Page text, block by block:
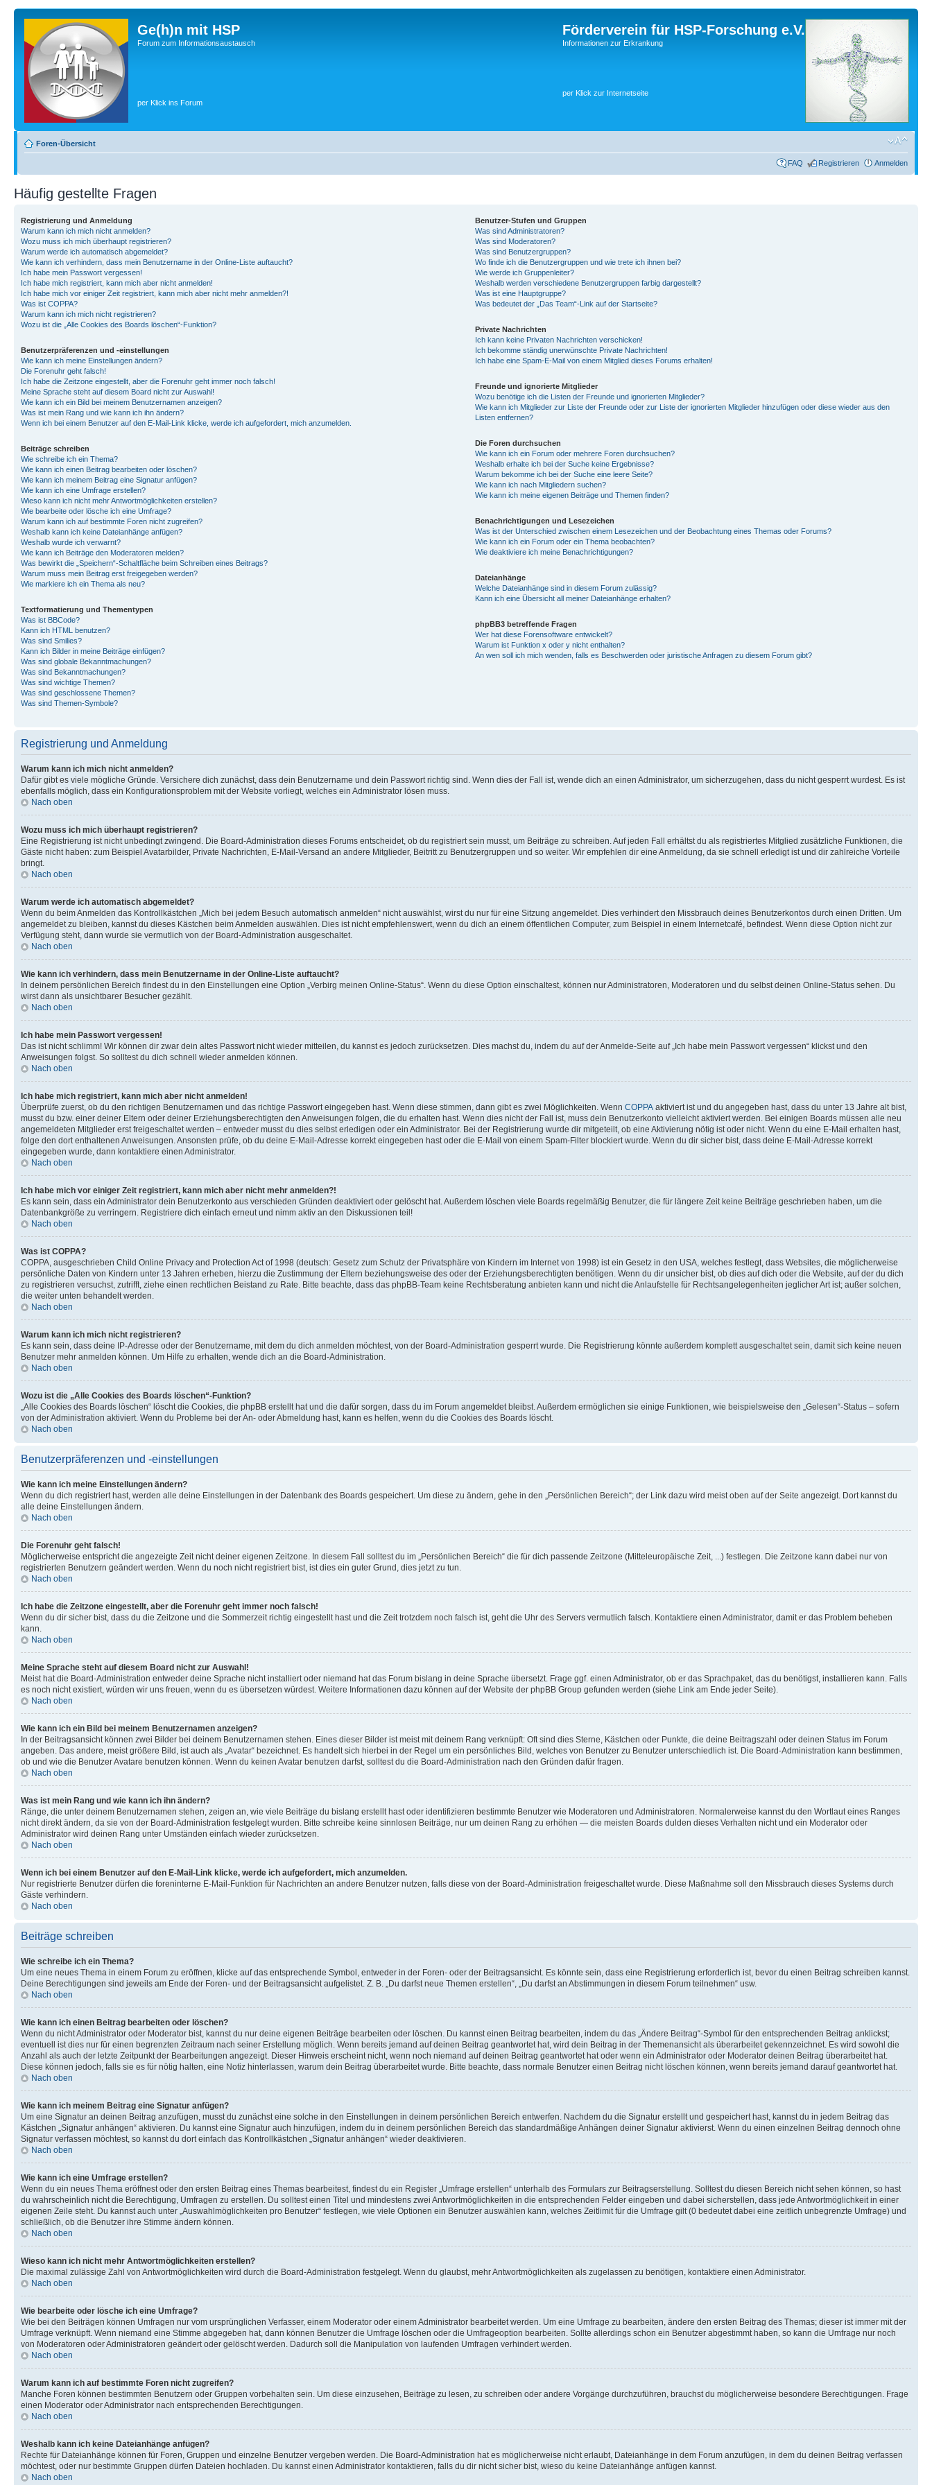
Ge(h)n mit HSP
Forum zum Informationsaustausch
per Klick ins Forum
Förderverein für HSP-Forschung e.V.
Informationen zur Erkrankung
per Klick zur Internetseite
Foren-Übersicht
FAQ Registrieren Anmelden
Häufig gestellte Fragen
Registrierung und Anmeldung
Warum kann ich mich nicht anmelden?
Wozu muss ich mich überhaupt registrieren?
Warum werde ich automatisch abgemeldet?
Wie kann ich verhindern, dass mein Benutzername in der Online-Liste auftaucht?
Ich habe mein Passwort vergessen!
Ich habe mich registriert, kann mich aber nicht anmelden!
Ich habe mich vor einiger Zeit registriert, kann mich aber nicht mehr anmelden?!
Was ist COPPA?
Warum kann ich mich nicht registrieren?
Wozu ist die „Alle Cookies des Boards löschen“-Funktion?
Benutzerpräferenzen und -einstellungen
Wie kann ich meine Einstellungen ändern?
Die Forenuhr geht falsch!
Ich habe die Zeitzone eingestellt, aber die Forenuhr geht immer noch falsch!
Meine Sprache steht auf diesem Board nicht zur Auswahl!
Wie kann ich ein Bild bei meinem Benutzernamen anzeigen?
Was ist mein Rang und wie kann ich ihn ändern?
Wenn ich bei einem Benutzer auf den E-Mail-Link klicke, werde ich aufgefordert, mich anzumelden.
Beiträge schreiben
Wie schreibe ich ein Thema?
Wie kann ich einen Beitrag bearbeiten oder löschen?
Wie kann ich meinem Beitrag eine Signatur anfügen?
Wie kann ich eine Umfrage erstellen?
Wieso kann ich nicht mehr Antwortmöglichkeiten erstellen?
Wie bearbeite oder lösche ich eine Umfrage?
Warum kann ich auf bestimmte Foren nicht zugreifen?
Weshalb kann ich keine Dateianhänge anfügen?
Weshalb wurde ich verwarnt?
Wie kann ich Beiträge den Moderatoren melden?
Was bewirkt die „Speichern“-Schaltfläche beim Schreiben eines Beitrags?
Warum muss mein Beitrag erst freigegeben werden?
Wie markiere ich ein Thema als neu?
Textformatierung und Thementypen
Was ist BBCode?
Kann ich HTML benutzen?
Was sind Smilies?
Kann ich Bilder in meine Beiträge einfügen?
Was sind globale Bekanntmachungen?
Was sind Bekanntmachungen?
Was sind wichtige Themen?
Was sind geschlossene Themen?
Was sind Themen-Symbole?
Benutzer-Stufen und Gruppen
Was sind Administratoren?
Was sind Moderatoren?
Was sind Benutzergruppen?
Wo finde ich die Benutzergruppen und wie trete ich ihnen bei?
Wie werde ich Gruppenleiter?
Weshalb werden verschiedene Benutzergruppen farbig dargestellt?
Was ist eine Hauptgruppe?
Was bedeutet der „Das Team“-Link auf der Startseite?
Private Nachrichten
Ich kann keine Privaten Nachrichten verschicken!
Ich bekomme ständig unerwünschte Private Nachrichten!
Ich habe eine Spam-E-Mail von einem Mitglied dieses Forums erhalten!
Freunde und ignorierte Mitglieder
Wozu benötige ich die Listen der Freunde und ignorierten Mitglieder?
Wie kann ich Mitglieder zur Liste der Freunde oder zur Liste der ignorierten Mitglieder hinzufügen oder diese wieder aus den
Listen entfernen?
Die Foren durchsuchen
Wie kann ich ein Forum oder mehrere Foren durchsuchen?
Weshalb erhalte ich bei der Suche keine Ergebnisse?
Warum bekomme ich bei der Suche eine leere Seite?
Wie kann ich nach Mitgliedern suchen?
Wie kann ich meine eigenen Beiträge und Themen finden?
Benachrichtigungen und Lesezeichen
Was ist der Unterschied zwischen einem Lesezeichen und der Beobachtung eines Themas oder Forums?
Wie kann ich ein Forum oder ein Thema beobachten?
Wie deaktiviere ich meine Benachrichtigungen?
Dateianhänge
Welche Dateianhänge sind in diesem Forum zulässig?
Kann ich eine Übersicht all meiner Dateianhänge erhalten?
phpBB3 betreffende Fragen
Wer hat diese Forensoftware entwickelt?
Warum ist Funktion x oder y nicht enthalten?
An wen soll ich mich wenden, falls es Beschwerden oder juristische Anfragen zu diesem Forum gibt?
Registrierung und Anmeldung
Warum kann ich mich nicht anmelden?
Dafür gibt es viele mögliche Gründe. Versichere dich zunächst, dass dein Benutzername und dein Passwort richtig sind. Wenn dies der Fall ist, wende dich an einen Administrator, um sicherzugehen, dass du nicht gesperrt wurdest. Es ist
ebenfalls möglich, dass ein Konfigurationsproblem mit der Website vorliegt, welches ein Administrator lösen muss.
Nach oben
Wozu muss ich mich überhaupt registrieren?
Eine Registrierung ist nicht unbedingt zwingend. Die Board-Administration dieses Forums entscheidet, ob du registriert sein musst, um Beiträge zu schreiben. Auf jeden Fall erhältst du als registriertes Mitglied zusätzliche Funktionen, die
Gäste nicht haben: zum Beispiel Avatarbilder, Private Nachrichten, E-Mail-Versand an andere Mitglieder, Beitritt zu Benutzergruppen und so weiter. Wir empfehlen dir eine Anmeldung, da sie schnell erledigt ist und dir zahlreiche Vorteile
bringt.
Nach oben
Warum werde ich automatisch abgemeldet?
Wenn du beim Anmelden das Kontrollkästchen „Mich bei jedem Besuch automatisch anmelden“ nicht auswählst, wirst du nur für eine Sitzung angemeldet. Dies verhindert den Missbrauch deines Benutzerkontos durch einen Dritten. Um
angemeldet zu bleiben, kannst du dieses Kästchen beim Anmelden auswählen. Dies ist nicht empfehlenswert, wenn du dich an einem öffentlichen Computer, zum Beispiel in einem Internetcafé, befindest. Wenn diese Option nicht zur
Verfügung steht, dann wurde sie vermutlich von der Board-Administration ausgeschaltet.
Nach oben
Wie kann ich verhindern, dass mein Benutzername in der Online-Liste auftaucht?
In deinem persönlichen Bereich findest du in den Einstellungen eine Option „Verbirg meinen Online-Status“. Wenn du diese Option einschaltest, können nur Administratoren, Moderatoren und du selbst deinen Online-Status sehen. Du
wirst dann als unsichtbarer Besucher gezählt.
Nach oben
Ich habe mein Passwort vergessen!
Das ist nicht schlimm! Wir können dir zwar dein altes Passwort nicht wieder mitteilen, du kannst es jedoch zurücksetzen. Dies machst du, indem du auf der Anmelde-Seite auf „Ich habe mein Passwort vergessen“ klickst und den
Anweisungen folgst. So solltest du dich schnell wieder anmelden können.
Nach oben
Ich habe mich registriert, kann mich aber nicht anmelden!
Überprüfe zuerst, ob du den richtigen Benutzernamen und das richtige Passwort eingegeben hast. Wenn diese stimmen, dann gibt es zwei Möglichkeiten. Wenn COPPA aktiviert ist und du angegeben hast, dass du unter 13 Jahre alt bist,
musst du bzw. einer deiner Eltern oder deiner Erziehungsberechtigten den Anweisungen folgen, die du erhalten hast. Wenn dies nicht der Fall ist, muss dein Benutzerkonto vielleicht aktiviert werden. Bei einigen Boards müssen alle neu
angemeldeten Mitglieder erst freigeschaltet werden – entweder musst du dies selbst erledigen oder ein Administrator. Bei der Registrierung wurde dir mitgeteilt, ob eine Aktivierung nötig ist oder nicht. Wenn du eine E-Mail erhalten hast,
folge den dort enthaltenen Anweisungen. Ansonsten prüfe, ob du deine E-Mail-Adresse korrekt eingegeben hast oder die E-Mail von einem Spam-Filter blockiert wurde. Wenn du dir sicher bist, dass deine E-Mail-Adresse korrekt
eingegeben wurde, dann kontaktiere einen Administrator.
Nach oben
Ich habe mich vor einiger Zeit registriert, kann mich aber nicht mehr anmelden?!
Es kann sein, dass ein Administrator dein Benutzerkonto aus verschieden Gründen deaktiviert oder gelöscht hat. Außerdem löschen viele Boards regelmäßig Benutzer, die für längere Zeit keine Beiträge geschrieben haben, um die
Datenbankgröße zu verringern. Registriere dich einfach erneut und nimm aktiv an den Diskussionen teil!
Nach oben
Was ist COPPA?
COPPA, ausgeschrieben Child Online Privacy and Protection Act of 1998 (deutsch: Gesetz zum Schutz der Privatsphäre von Kindern im Internet von 1998) ist ein Gesetz in den USA, welches festlegt, dass Websites, die möglicherweise
persönliche Daten von Kindern unter 13 Jahren erheben, hierzu die Zustimmung der Eltern beziehungsweise des oder der Erziehungsberechtigten benötigen. Wenn du dir unsicher bist, ob dies auf dich oder die Website, auf der du dich
zu registrieren versuchst, zutrifft, ziehe einen rechtlichen Beistand zu Rate. Bitte beachte, dass das phpBB-Team keine Rechtsberatung anbieten kann und nicht die Anlaufstelle für Rechtsangelegenheiten jeglicher Art ist; außer solchen,
die weiter unten behandelt werden.
Nach oben
Warum kann ich mich nicht registrieren?
Es kann sein, dass deine IP-Adresse oder der Benutzername, mit dem du dich anmelden möchtest, von der Board-Administration gesperrt wurde. Die Registrierung könnte außerdem komplett ausgeschaltet sein, damit sich keine neuen
Benutzer mehr anmelden können. Um Hilfe zu erhalten, wende dich an die Board-Administration.
Nach oben
Wozu ist die „Alle Cookies des Boards löschen“-Funktion?
„Alle Cookies des Boards löschen“ löscht die Cookies, die phpBB erstellt hat und die dafür sorgen, dass du im Forum angemeldet bleibst. Außerdem ermöglichen sie einige Funktionen, wie beispielsweise den „Gelesen“-Status – sofern
von der Administration aktiviert. Wenn du Probleme bei der An- oder Abmeldung hast, kann es helfen, wenn du die Cookies des Boards löscht.
Nach oben
Benutzerpräferenzen und -einstellungen
Wie kann ich meine Einstellungen ändern?
Wenn du dich registriert hast, werden alle deine Einstellungen in der Datenbank des Boards gespeichert. Um diese zu ändern, gehe in den „Persönlichen Bereich“; der Link dazu wird meist oben auf der Seite angezeigt. Dort kannst du
alle deine Einstellungen ändern.
Nach oben
Die Forenuhr geht falsch!
Möglicherweise entspricht die angezeigte Zeit nicht deiner eigenen Zeitzone. In diesem Fall solltest du im „Persönlichen Bereich“ die für dich passende Zeitzone (Mitteleuropäische Zeit, ...) festlegen. Die Zeitzone kann dabei nur von
registrierten Benutzern geändert werden. Wenn du noch nicht registriert bist, ist dies ein guter Grund, dies jetzt zu tun.
Nach oben
Ich habe die Zeitzone eingestellt, aber die Forenuhr geht immer noch falsch!
Wenn du dir sicher bist, dass du die Zeitzone und die Sommerzeit richtig eingestellt hast und die Zeit trotzdem noch falsch ist, geht die Uhr des Servers vermutlich falsch. Kontaktiere einen Administrator, damit er das Problem beheben
kann.
Nach oben
Meine Sprache steht auf diesem Board nicht zur Auswahl!
Meist hat die Board-Administration entweder deine Sprache nicht installiert oder niemand hat das Forum bislang in deine Sprache übersetzt. Frage ggf. einen Administrator, ob er das Sprachpaket, das du benötigst, installieren kann. Falls
es noch nicht existiert, würden wir uns freuen, wenn du es übersetzen würdest. Weitere Informationen dazu können auf der Website der phpBB Group gefunden werden (siehe Link am Ende jeder Seite).
Nach oben
Wie kann ich ein Bild bei meinem Benutzernamen anzeigen?
In der Beitragsansicht können zwei Bilder bei deinem Benutzernamen stehen. Eines dieser Bilder ist meist mit deinem Rang verknüpft: Oft sind dies Sterne, Kästchen oder Punkte, die deine Beitragszahl oder deinen Status im Forum
angeben. Das andere, meist größere Bild, ist auch als „Avatar“ bezeichnet. Es handelt sich hierbei in der Regel um ein persönliches Bild, welches von Benutzer zu Benutzer unterschiedlich ist. Die Board-Administration kann bestimmen,
ob und wie die Benutzer Avatare benutzen können. Wenn du keinen Avatar benutzen darfst, solltest du die Board-Administration nach den Gründen dafür fragen.
Nach oben
Was ist mein Rang und wie kann ich ihn ändern?
Ränge, die unter deinem Benutzernamen stehen, zeigen an, wie viele Beiträge du bislang erstellt hast oder identifizieren bestimmte Benutzer wie Moderatoren und Administratoren. Normalerweise kannst du den Wortlaut eines Ranges
nicht direkt ändern, da sie von der Board-Administration festgelegt wurden. Bitte schreibe keine sinnlosen Beiträge, nur um deinen Rang zu erhöhen — die meisten Boards dulden dieses Verhalten nicht und ein Moderator oder
Administrator wird deinen Rang unter Umständen einfach wieder zurücksetzen.
Nach oben
Wenn ich bei einem Benutzer auf den E-Mail-Link klicke, werde ich aufgefordert, mich anzumelden.
Nur registrierte Benutzer dürfen die foreninterne E-Mail-Funktion für Nachrichten an andere Benutzer nutzen, falls diese von der Board-Administration freigeschaltet wurde. Diese Maßnahme soll den Missbrauch dieses Systems durch
Gäste verhindern.
Nach oben
Beiträge schreiben
Wie schreibe ich ein Thema?
Um eine neues Thema in einem Forum zu eröffnen, klicke auf das entsprechende Symbol, entweder in der Foren- oder der Beitragsansicht. Es könnte sein, dass eine Registrierung erforderlich ist, bevor du einen Beitrag schreiben kannst.
Deine Berechtigungen sind jeweils am Ende der Foren- und der Beitragsansicht aufgelistet. Z. B. „Du darfst neue Themen erstellen“, „Du darfst an Abstimmungen in diesem Forum teilnehmen“ usw.
Nach oben
Wie kann ich einen Beitrag bearbeiten oder löschen?
Wenn du nicht Administrator oder Moderator bist, kannst du nur deine eigenen Beiträge bearbeiten oder löschen. Du kannst einen Beitrag bearbeiten, indem du das „Ändere Beitrag“-Symbol für den entsprechenden Beitrag anklickst;
eventuell ist dies nur für einen begrenzten Zeitraum nach seiner Erstellung möglich. Wenn bereits jemand auf deinen Beitrag geantwortet hat, wird dein Beitrag in der Themenansicht als überarbeitet gekennzeichnet. Es wird sowohl die
Anzahl als auch der letzte Zeitpunkt der Bearbeitungen angezeigt. Dieser Hinweis erscheint nicht, wenn noch niemand auf deinen Beitrag geantwortet hat oder wenn ein Administrator oder Moderator deinen Beitrag überarbeitet hat.
Diese können jedoch, falls sie es für nötig halten, eine Notiz hinterlassen, warum dein Beitrag überarbeitet wurde. Bitte beachte, dass normale Benutzer einen Beitrag nicht löschen können, wenn bereits jemand darauf geantwortet hat.
Nach oben
Wie kann ich meinem Beitrag eine Signatur anfügen?
Um eine Signatur an deinen Beitrag anzufügen, musst du zunächst eine solche in den Einstellungen in deinem persönlichen Bereich entwerfen. Nachdem du die Signatur erstellt und gespeichert hast, kannst du in jedem Beitrag das
Kästchen „Signatur anhängen“ aktivieren. Du kannst eine Signatur auch hinzufügen, indem du in deinem persönlichen Bereich das standardmäßige Anhängen deiner Signatur aktivierst. Wenn du einen einzelnen Beitrag dennoch ohne
Signatur verfassen möchtest, so kannst du dort einfach das Kontrollkästchen „Signatur anhängen“ wieder deaktivieren.
Nach oben
Wie kann ich eine Umfrage erstellen?
Wenn du ein neues Thema eröffnest oder den ersten Beitrag eines Themas bearbeitest, findest du ein Register „Umfrage erstellen“ unterhalb des Formulars zur Beitragserstellung. Solltest du diesen Bereich nicht sehen können, so hast
du wahrscheinlich nicht die Berechtigung, Umfragen zu erstellen. Du solltest einen Titel und mindestens zwei Antwortmöglichkeiten in die entsprechenden Felder eingeben und dabei sicherstellen, dass jede Antwortmöglichkeit in einer
eigenen Zeile steht. Du kannst auch unter „Auswahlmöglichkeiten pro Benutzer“ festlegen, wie viele Optionen ein Benutzer auswählen kann, welches Zeitlimit für die Umfrage gilt (0 bedeutet dabei eine zeitlich unbegrenzte Umfrage) und
schließlich, ob die Benutzer ihre Stimme ändern können.
Nach oben
Wieso kann ich nicht mehr Antwortmöglichkeiten erstellen?
Die maximal zulässige Zahl von Antwortmöglichkeiten wird durch die Board-Administration festgelegt. Wenn du glaubst, mehr Antwortmöglichkeiten als zugelassen zu benötigen, kontaktiere einen Administrator.
Nach oben
Wie bearbeite oder lösche ich eine Umfrage?
Wie bei den Beiträgen können Umfragen nur vom ursprünglichen Verfasser, einem Moderator oder einem Administrator bearbeitet werden. Um eine Umfrage zu bearbeiten, ändere den ersten Beitrag des Themas; dieser ist immer mit der
Umfrage verknüpft. Wenn niemand eine Stimme abgegeben hat, dann können Benutzer die Umfrage löschen oder die Umfrageoption bearbeiten. Sollte allerdings schon ein Benutzer abgestimmt haben, so kann die Umfrage nur noch
von Moderatoren oder Administratoren geändert oder gelöscht werden. Dadurch soll die Manipulation von laufenden Umfragen verhindert werden.
Nach oben
Warum kann ich auf bestimmte Foren nicht zugreifen?
Manche Foren können bestimmten Benutzern oder Gruppen vorbehalten sein. Um diese einzusehen, Beiträge zu lesen, zu schreiben oder andere Vorgänge durchzuführen, brauchst du möglicherweise besondere Berechtigungen. Frage
einen Moderator oder Administrator nach entsprechenden Berechtigungen.
Nach oben
Weshalb kann ich keine Dateianhänge anfügen?
Rechte für Dateianhänge können für Foren, Gruppen und einzelne Benutzer vergeben werden. Die Board-Administration hat es möglicherweise nicht erlaubt, Dateianhänge in dem Forum anzufügen, in dem du deinen Beitrag verfassen
möchtest, oder nur bestimmte Gruppen dürfen Dateien hochladen. Du kannst einen Administrator kontaktieren, falls du dir nicht sicher bist, wieso du keine Dateianhänge anfügen kannst.
Nach oben